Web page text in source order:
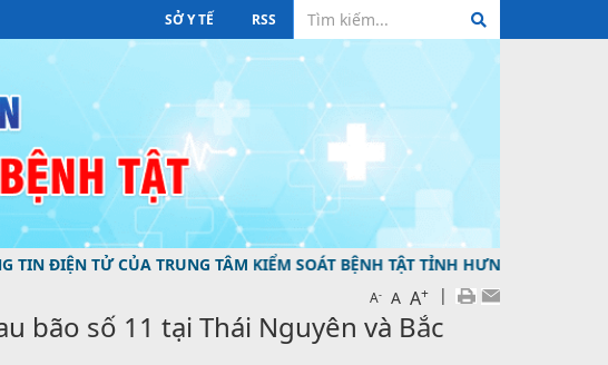
SỞ Y TẾ RSS
CỦA TRUNG TÂM KIỂM SOÁT BỆNH TẬT TỈNH HƯNG YÊN ĐƯỜNG DÂY
A- A A+ |
bão số 11 tại Thái Nguyên và Bắc